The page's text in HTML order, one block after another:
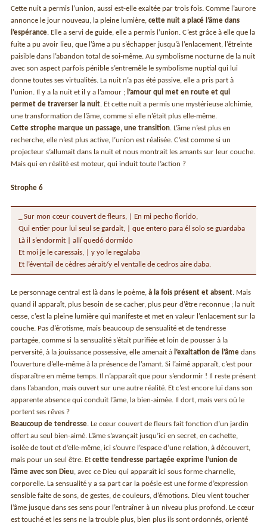
Cette nuit a permis l’union, aussi est-elle exaltée par trois fois. Comme l’aurore
annonce le jour nouveau, la pleine lumière,cette nuit a placé l’âme dans
l’espérance. Elle a servi de guide, elle a permis l’union. C’est grâce à elle que la
fuite a pu avoir lieu, que l’âme a pu s’échapper jusqu’à l’enlacement, l’étreinte
paisible dans l’abandon total de soi-même. Au symbolisme nocturne de la nuit
avec son aspect parfois pénible s’entremêle le symbolisme nuptial qui lui
donne toutes ses virtualités. La nuit n’a pas été passive, elle a pris part à
l’union. Il y a la nuit et il y a l’amour ; l’amour qui met en route et qui
permet de traverser la nuit. Et cette nuit a permis une mystérieuse alchimie,
une transformation de l’âme, comme si elle n’était plus elle-même.
Cette strophe marque un passage, une transition. L’âme n’est plus en
recherche, elle n’est plus active, l’union est réalisée. C’est comme si un
projecteur s’allumait dans la nuit et nous montrait les amants sur leur couche.
Mais qui en réalité est moteur, qui induit toute l’action ?
Strophe 6
_ Sur mon cœur couvert de fleurs, | En mi pecho florido,
Qui entier pour lui seul se gardait, | que entero para él solo se guardaba
Là il s’endormit | allí quedó dormido
Et moi je le caressais, | y yo le regalaba
Et l’éventail de cèdres aérait/y el ventalle de cedros aire daba.
Le personnage central est là dans le poème,à la fois présent et absent. Mais
quand il apparaît, plus besoin de se cacher, plus peur d’être reconnue ; la nuit
cesse, c’est la pleine lumière qui manifeste et met en valeur l’enlacement sur la
couche. Pas d’érotisme, mais beaucoup de sensualité et de tendresse
partagée, comme si la sensualité s’était purifiée et loin de pousser à la
perversité, à la jouissance possessive, elle amenait à l’exaltation de l’âme dans
l’ouverture d’elle-même à la présence de l’amant. Si l’aimé apparaît, c’est pour
disparaître en même temps. Il n’apparaît que pour s’endormir ! Il reste présent
dans l’abandon, mais ouvert sur une autre réalité. Et c’est encore lui dans son
apparente absence qui conduit l’âme, la bien-aimée. Il dort, mais vers où le
portent ses rêves ?
Beaucoup de tendresse. Le cœur couvert de fleurs fait fonction d’un jardin
offert au seul bien-aimé. L’âme s’avançait jusqu’ici en secret, en cachette,
isolée de tout et d’elle-même, ici s’ouvre l’espace d’une relation, à découvert,
mais pour un seul être. Etcette tendresse partagée exprime l’union de
l’âme avec son Dieu, avec ce Dieu qui apparaît ici sous forme charnelle,
corporelle. La sensualité y a sa part car la poésie est une forme d’expression
sensible faite de sons, de gestes, de couleurs, d’émotions. Dieu vient toucher
l’âme jusque dans ses sens pour l’entraîner à un niveau plus profond. Le cœur
est touché et les sens ne la trouble plus, bien plus ils sont ordonnés, orienté